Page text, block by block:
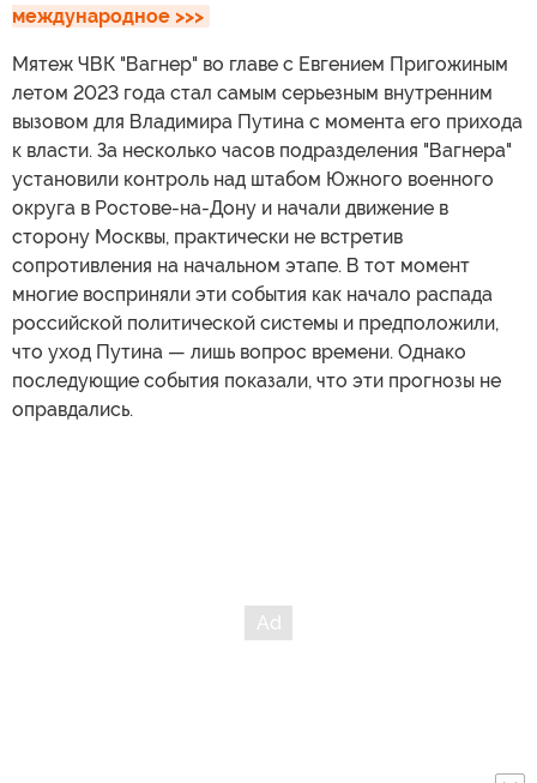
международное >>>
Мятеж ЧВК "Вагнер" во главе с Евгением Пригожиным
летом 2023 года стал самым серьезным внутренним
вызовом для Владимира Путина с момента его прихода
к власти. За несколько часов подразделения "Вагнера"
установили контроль над штабом Южного военного
округа в Ростове-на-Дону и начали движение в
сторону Москвы, практически не встретив
сопротивления на начальном этапе. В тот момент
многие восприняли эти события как начало распада
российской политической системы и предположили,
что уход Путина — лишь вопрос времени. Однако
последующие события показали, что эти прогнозы не
оправдались.